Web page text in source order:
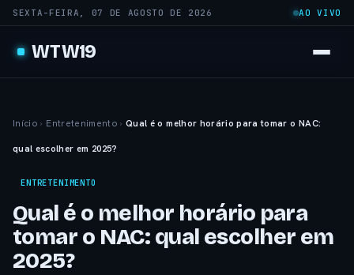
SEXTA-FEIRA, 07 DE AGOSTO DE 2026 AO VIVO
WTW19
Início › Entretenimento › Qual é o melhor horário para tomar o NAC:
qual escolher em 2025?
ENTRETENIMENTO
Qual é o melhor horário para
tomar o NAC: qual escolher em
2025?